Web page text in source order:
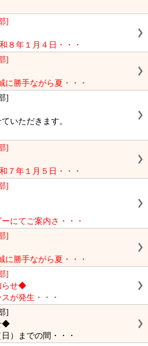
]
８年１月４日・・・
]
に勝手ながら夏・・・
]
いただきます。
]
７年１月５日・・・
]
にてご案内さ・・・
]
に勝手ながら夏・・・
]
らせ◆
が発生・・・
]
◆
）までの間・・・